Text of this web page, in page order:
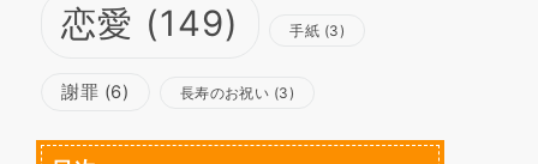
恋愛 (149) 手紙 (3)
謝罪 (6) 長寿のお祝い (3)